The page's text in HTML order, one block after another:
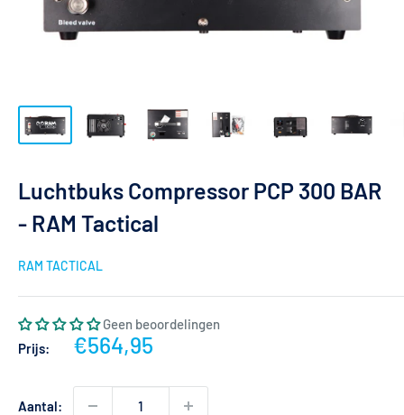
Luchtbuks Compressor PCP 300 BAR
- RAM Tactical
RAM TACTICAL
Geen beoordelingen
Prijs:
Actieprijs
€564,95
Aantal: